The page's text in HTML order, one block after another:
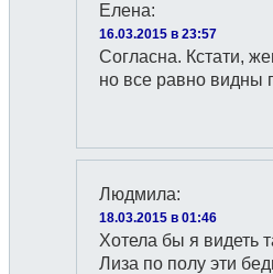
Елена:
16.03.2015 в 23:57
Согласна. Кстати,
но все равно видны
Людмила:
18.03.2015 в 01:46
Хотела бы я видеть
Лиза по полу эти